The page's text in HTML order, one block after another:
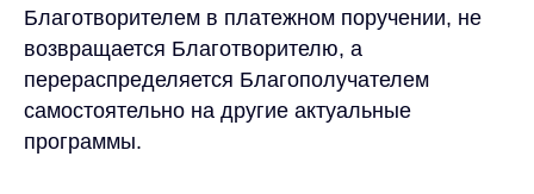
Благотворителем в платежном поручении, не
возвращается Благотворителю, а
перераспределяется Благополучателем
самостоятельно на другие актуальные
программы.